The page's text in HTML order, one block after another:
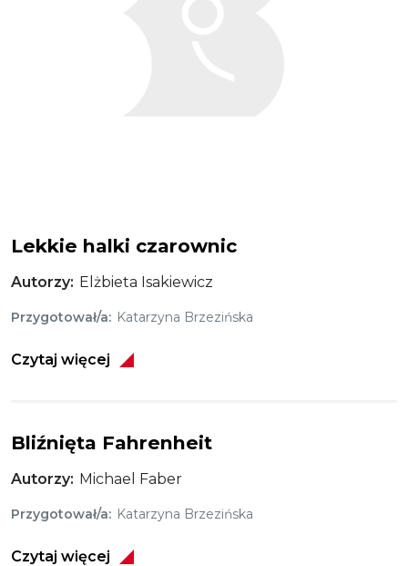
Lekkie halki czarownic
Autorzy Elżbieta Isakiewicz
Przygotował/a Katarzyna Brzezińska
Czytaj więcej
Bliźnięta Fahrenheit
Autorzy Michael Faber
Przygotował/a Katarzyna Brzezińska
Czytaj więcej